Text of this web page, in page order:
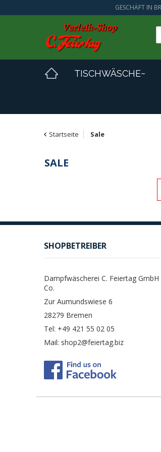
GESCHÄFT IN
TISCHWÄSCHE~
Startseite Sale
SALE
SHOPBETREIBER
Dampfwäscherei C. Feiertag GmbH
Co.
Zur Aumundswiese 6
28279 Bremen
Tel: +49 421 55 02 05
Mail: shop2@feiertag.biz